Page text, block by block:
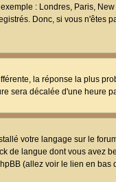
: Londres, Paris,
Donc, si vous n'êtes
la réponse la plus
sera décalée d'une heure
votre langage sur le
de langue dont vous avez
(allez voir le lien en bas